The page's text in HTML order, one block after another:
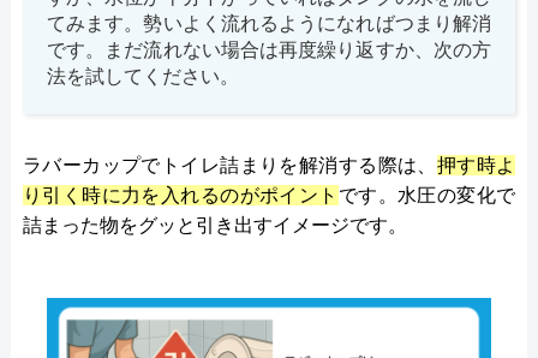
てみます。勢いよく流れるようになればつまり解消
です。まだ流れない場合は再度繰り返すか、次の方
法を試してください。
ラバーカップでトイレ詰まりを解消する際は、 押す時よ
り引く時に力を入れるのがポイント です。水圧の変化で
詰まった物をグッと引き出すイメージです。